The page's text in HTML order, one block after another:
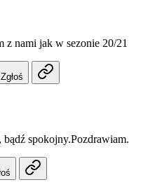
z nami jak w sezonie 20/21
Zgłoś
bądź spokojny.Pozdrawiam.